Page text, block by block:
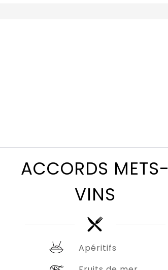
ACCORDS METS-
VINS
Apéritifs